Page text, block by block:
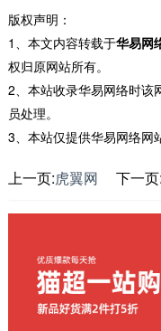
版权声明：
1、本文内容转载于华易网
权归原网站所有。
2、本站收录华易网络时该
员处理。
3、本站仅提供华易网络网
上一页:虎翼网 下一页: